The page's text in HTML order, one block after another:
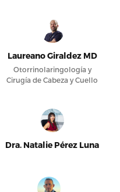
Laureano Giraldez MD
Otorrinolaringología y
Cirugía de Cabeza y Cuello
Dra. Natalie Pérez Luna